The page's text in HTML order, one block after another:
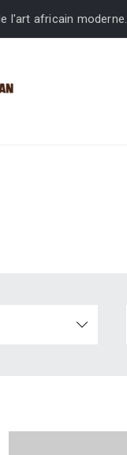
l'art africain moderne.